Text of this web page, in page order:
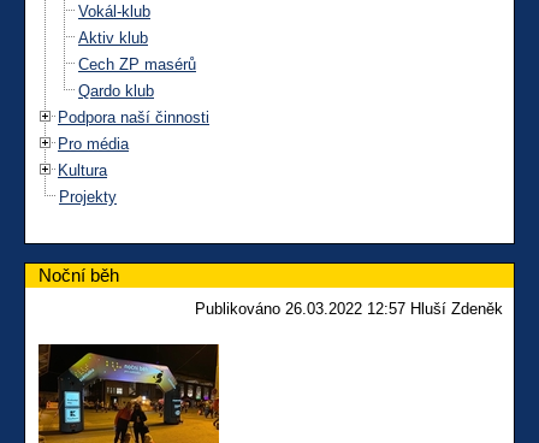
Vokál-klub
Aktiv klub
Cech ZP masérů
Qardo klub
Podpora naší činnosti
Pro média
Kultura
Projekty
Noční běh
Publikováno 26.03.2022 12:57 Hluší Zdeněk